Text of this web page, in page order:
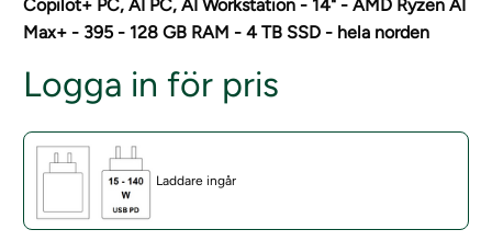
Copilot+ PC, AI PC, AI Workstation - 14" - AMD Ryzen AI
Max+ - 395 - 128 GB RAM - 4 TB SSD - hela norden
Logga in för pris
Laddare ingår